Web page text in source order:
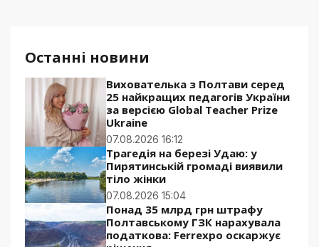
Останні новини
Вихователька з Полтави серед
25 найкращих педагогів України
за версією Global Teacher Prize
Ukraine
07.08.2026 16:12
Трагедія на березі Удаю: у
Пирятинській громаді виявили
тіло жінки
07.08.2026 15:04
Понад 35 млрд грн штрафу
Полтавському ГЗК нарахувала
податкова: Ferrexpo оскаржує